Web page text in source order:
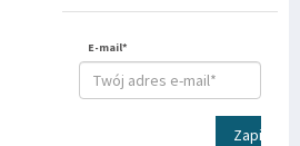
E-mail*
Zapisz